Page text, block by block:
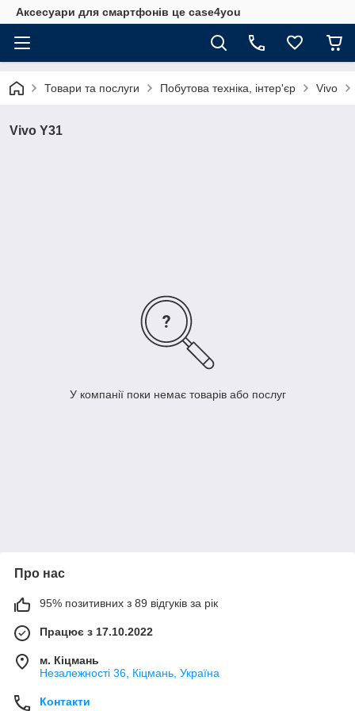
Аксесуари для смартфонів це case4you
Товари та послуги Побутова техніка, інтер'єр Vivo
Vivo Y31
У компанії поки немає товарів або послуг
Про нас
95% позитивних з 89 відгуків за рік
Працює з 17.10.2022
м. Кіцмань
Незалежності 36, Кіцмань, Україна
Контакти